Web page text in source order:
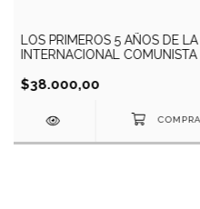
LOS PRIMEROS 5 AÑOS DE LA
INTERNACIONAL COMUNISTA
$38.000,00